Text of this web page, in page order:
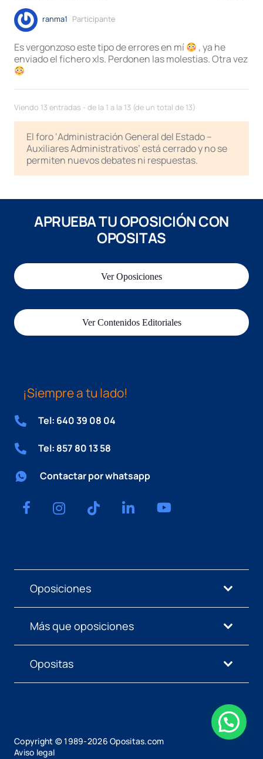
ranma1 Participante
Es vergonzoso este tipo de errores en mí
, ya he
enviado el fichero xls. Perdonen las molestias. Otra vez
Viendo 13 entradas - de la 1 a la 13 (de un total de 13)
El foro ‘Administración General del Estado –
Auxiliares Administrativos’ está cerrado y no se
permiten nuevos debates ni respuestas.
APRUEBA TU OPOSICIÓN CON
OPOSITAS
Ver Oposiciones
Ver Contenidos Editoriales
¡Siempre a tu lado!
Tel: 640 39 08 04
Tel: 857 80 13 58
Contactar por whatsapp
Oposiciones
Más que oposiciones
Opositas
Copyright © 1989-2026 Opositas.com
Aviso legal